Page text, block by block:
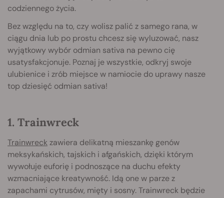
codziennego życia.
Bez względu na to, czy wolisz palić z samego rana, w
ciągu dnia lub po prostu chcesz się wyluzować, nasz
wyjątkowy wybór odmian sativa na pewno cię
usatysfakcjonuje. Poznaj je wszystkie, odkryj swoje
ulubienice i zrób miejsce w namiocie do uprawy nasze
top dziesięć odmian sativa!
1. Trainwreck
Trainwreckzawiera delikatną mieszankę genów
meksykańskich, tajskich i afgańskich, dzięki którym
wywołuje euforię i podnoszące na duchu efekty
wzmacniające kreatywność. Idą one w parze z
zapachami cytrusów, mięty i sosny. Trainwreck będzie